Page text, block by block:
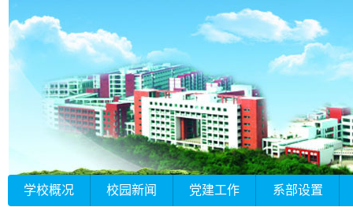
学校概况 校园新闻 党建工作 系部设置